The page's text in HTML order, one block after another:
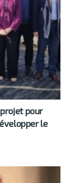
pour
le